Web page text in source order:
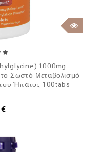
1000mg
Σωστό Μεταβολισμό
Ήπατος 100tabs